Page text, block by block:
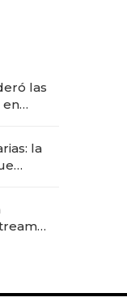
las
en
la